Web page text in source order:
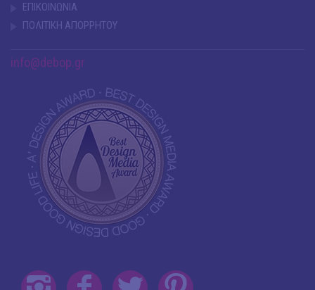
ΕΠΙΚΟΙΝΩΝΙΑ
ΠΟΛΙΤΙΚΗ ΑΠΟΡΡΗΤΟΥ
info@debop.gr